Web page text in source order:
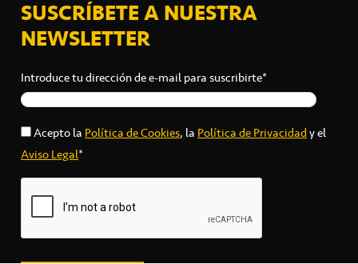
SUSCRÍBETE A NUESTRA
NEWSLETTER
Introduce tu dirección de e-mail para suscribirte*
Acepto la Política de Cookies, la Política de Privacidady el
Aviso Legal*